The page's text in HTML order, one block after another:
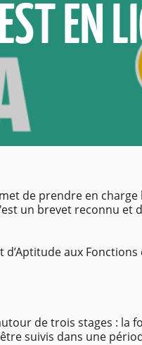
EN
de prendre en
un brevet reconnu
d’Aptitude aux
de trois stages : la
suivis dans une